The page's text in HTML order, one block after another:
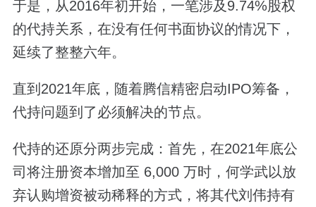
于是，从2016年初开始，一笔涉及9.74%股权
的代持关系，在没有任何书面协议的情况下，
延续了整整六年。
直到2021年底，随着腾信精密启动IPO筹备，
代持问题到了必须解决的节点。
代持的还原分两步完成：首先，在2021年底公
司将注册资本增加至 6,000 万时，何学武以放
弃认购增资被动稀释的方式，将其代刘伟持有